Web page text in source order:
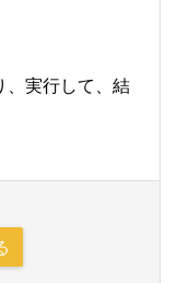
実行して、結